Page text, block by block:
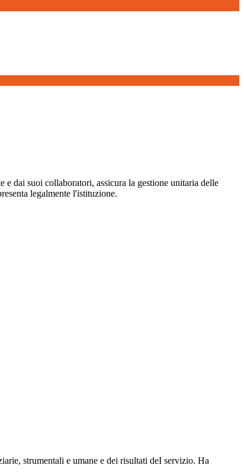
e dai suoi collaboratori, assicura la gestione unitaria delle
legalmente l'istituzione.
strumentali e umane e dei risultati deI servizio. Ha